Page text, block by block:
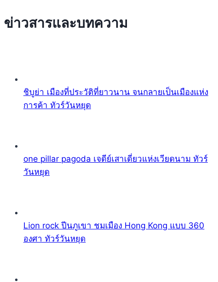
ข่าวสารและบทความ
ชิบูย่า เมืองที่ประวัติที่ยาวนาน จนกลายเป็นเมืองแห่ง
การค้า ทัวร์วันหยุด
one pillar pagoda เจดีย์เสาเดี่ยวแห่งเวียดนาม ทัวร์
วันหยุด
Lion rock ปีนภูเขา ชมเมือง Hong Kong แบบ 360
องศา ทัวร์วันหยุด